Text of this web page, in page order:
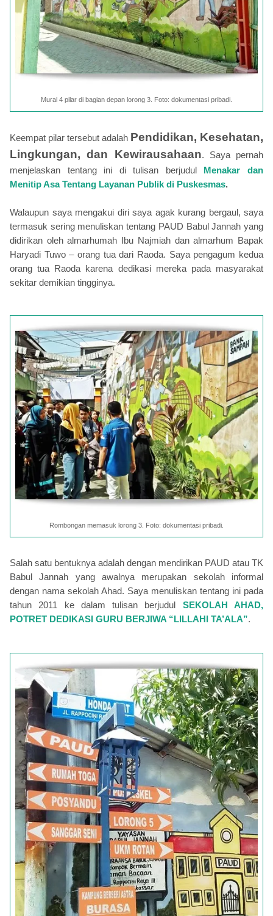
Mural 4 pilar di bagian depan lorong 3. Foto: dokumentasi pribadi.
Keempat pilar tersebut adalah Pendidikan, Kesehatan,
Lingkungan, dan Kewirausahaan. Saya pernah
menjelaskan tentang ini di tulisan berjudul Menakar dan
Menitip Asa Tentang Layanan Publik di Puskesmas.
Walaupun saya mengakui diri saya agak kurang bergaul, saya
termasuk sering menuliskan tentang PAUD Babul Jannah yang
didirikan oleh almarhumah Ibu Najmiah dan almarhum Bapak
Haryadi Tuwo – orang tua dari Raoda. Saya pengagum kedua
orang tua Raoda karena dedikasi mereka pada masyarakat
sekitar demikian tingginya.
Rombongan memasuk lorong 3. Foto: dokumentasi pribadi.
Salah satu bentuknya adalah dengan mendirikan PAUD atau TK
Babul Jannah yang awalnya merupakan sekolah informal
dengan nama sekolah Ahad. Saya menuliskan tentang ini pada
tahun 2011 ke dalam tulisan berjudul SEKOLAH AHAD,
POTRET DEDIKASI GURU BERJIWA “LILLAHI TA’ALA”.